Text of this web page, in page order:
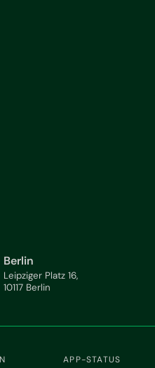
Berlin
Leipziger Platz 16,
10117 Berlin
APP-STATUS